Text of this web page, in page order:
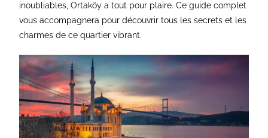
inoubliables, Ortaköy a tout pour plaire. Ce guide complet
vous accompagnera pour découvrir tous les secrets et les
charmes de ce quartier vibrant.